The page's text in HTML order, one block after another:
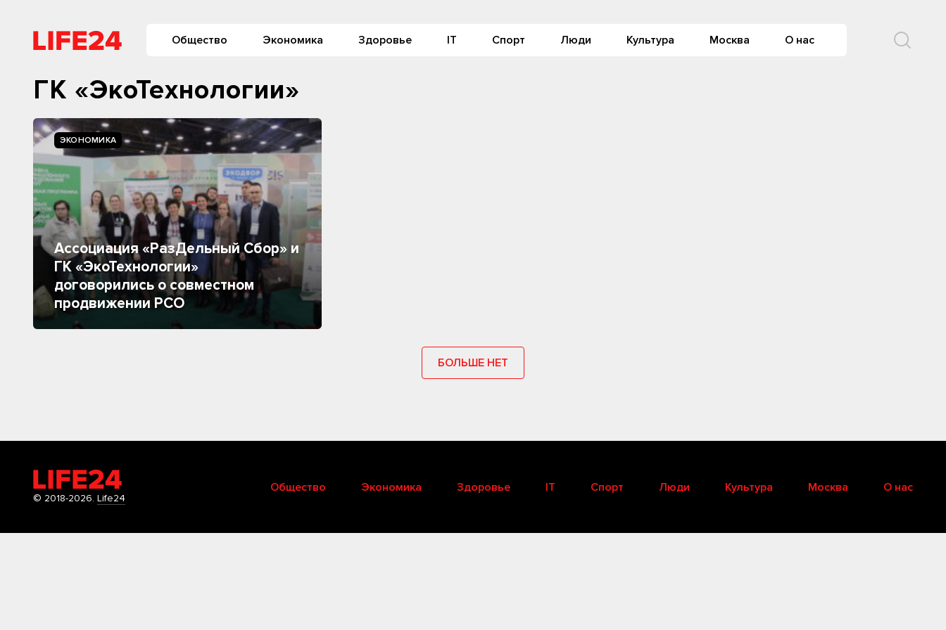
Общество Экономика Здоровье IT Спорт Люди Культура Москва О нас
ГК «ЭкоТехнологии»
ЭКОНОМИКА
Ассоциация «РазДельный Сбор» и
ГК «ЭкоТехнологии»
договорились о совместном
продвижении РСО
БОЛЬШЕ НЕТ
© 2018-2026. Life24
Общество Экономика Здоровье IT Спорт Люди Культура Москва О нас